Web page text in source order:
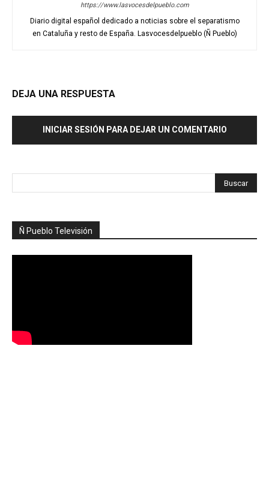
https://www.lasvocesdelpueblo.com
Diario digital español dedicado a noticias sobre el separatismo
en Cataluña y resto de España. Lasvocesdelpueblo (Ñ Pueblo)
DEJA UNA RESPUESTA
INICIAR SESIÓN PARA DEJAR UN COMENTARIO
Ñ Pueblo Televisión